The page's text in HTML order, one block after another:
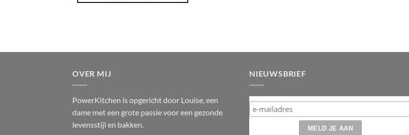
OVER MIJ
PowerKitchen is opgericht door Louise, een
dame met een grote passie voor een gezonde
levensstijl en bakken.
NIEUWSBRIEF